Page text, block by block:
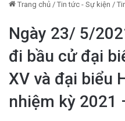
Trang chủ / Tin tức - Sự kiện /
Ngày 23/ 5/
đi bầu cử đại
XV và đại biểu
nhiệm kỳ 2021